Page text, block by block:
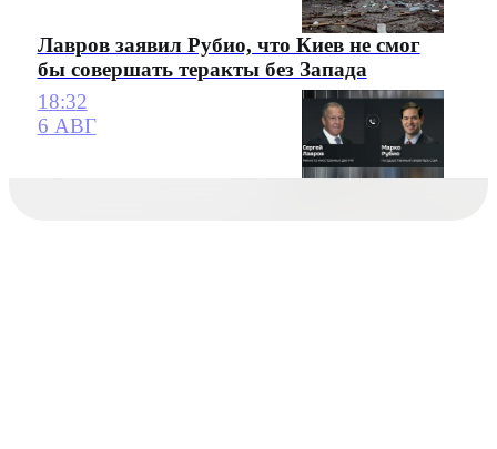
Лавров заявил Рубио, что Киев не смог
бы совершать теракты без Запада
18:32
6 АВГ